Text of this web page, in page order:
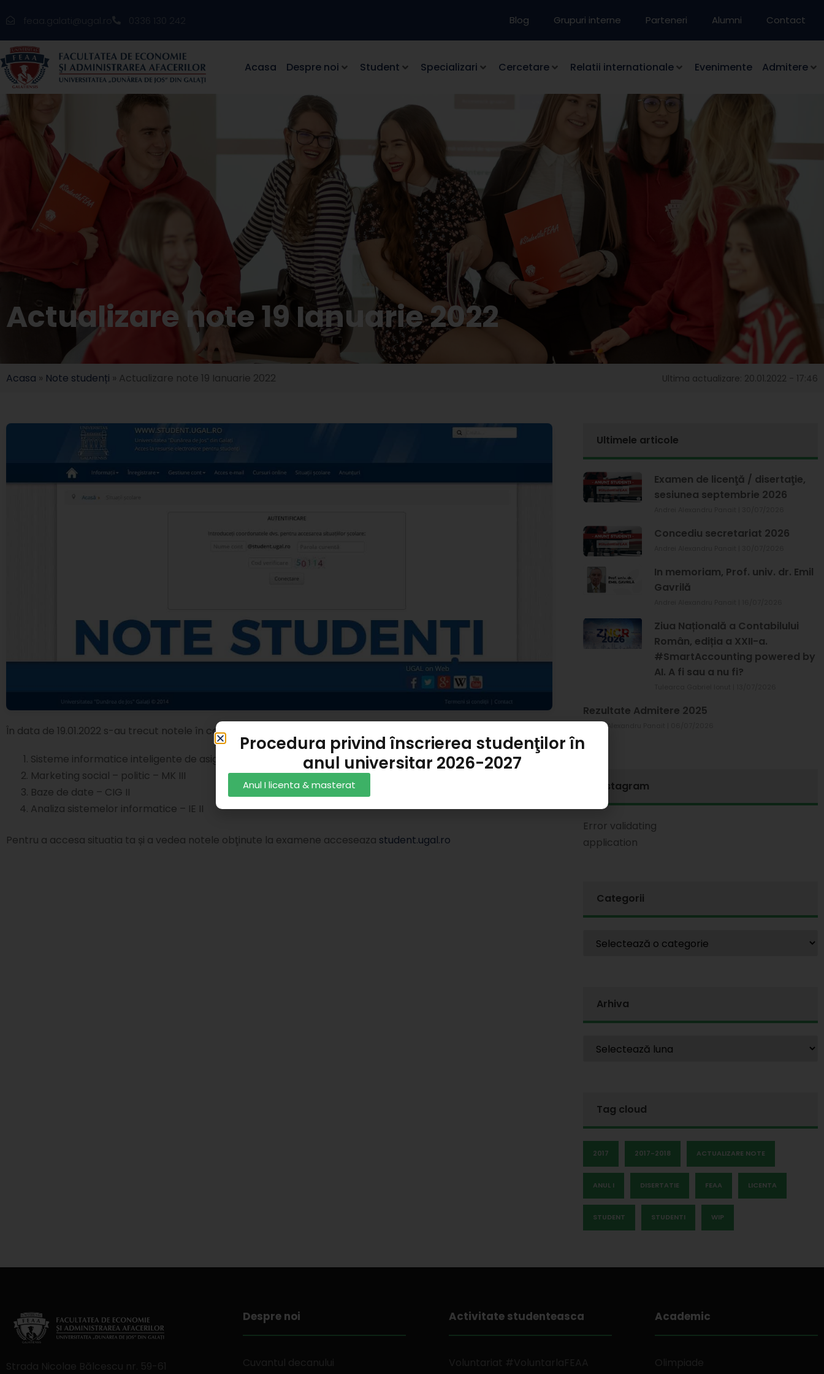
feaa.galati@ugal.ro 0336 130 242 Blog Grupuri interne Parteneri Alumni Contact
Acasa Despre noi Student Specializari Cercetare Relatii internationale Evenimente Admitere
Actualizare note 19 Ianuarie 2022
Acasa » Note studenți » Actualizare note 19 Ianuarie 2022 Ultima actualizare: 20.01.2022 - 17:46
În data de 19.01.2022 s-au trecut notele în cataloagele de examen la disciplinele:
Sisteme informatice inteligente de asigurare a deciziei în economia internaţională – AI II
Marketing social – politic – MK III
Baze de date – CIG II
Analiza sistemelor informatice – IE II
Pentru a accesa situatia ta și a vedea notele obţinute la examene acceseaza student.ugal.ro
Ultimele articole
Examen de licenţă / disertaţie,
sesiunea septembrie 2026
Concediu secretariat 2026
In memoriam, Prof. univ. dr. Emil
Gavrilă
Ziua Națională a Contabilului
Român, ediția a XXII-a.
#SmartAccounting powered by
AI. A fi sau a nu fi?
Rezultate Admitere 2025
Andrei Alexandru Panait
Instagram
Error validating
application
Categorii
Arhiva
Tag cloud
2017 2017-2018 ACTUALIZARE NOTE
ANUL I DISERTATIE FEAA LICENTA
STUDENT STUDENTI WIP
Despre noi Activitate studenteasca Academic
Procedura privind înscrierea studenţilor în
anul universitar 2026-2027
Anul I licenta & masterat